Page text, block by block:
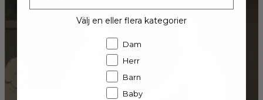
Välj en eller flera kategorier
Dam
Herr
Barn
Baby